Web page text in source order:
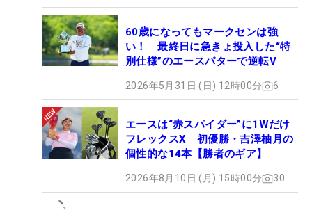
60歳になってもマークセンは強
い！ 最終日に急きょ投入した“特
別仕様”のエースパターで逆転V
2026年5月31日 (日) 12時00分 6
エースは“赤スパイダー”に1Wだけ
フレックスX 初優勝・吉澤柚月の
個性的な14本【勝者のギア】
2026年8月10日 (月) 15時00分 30